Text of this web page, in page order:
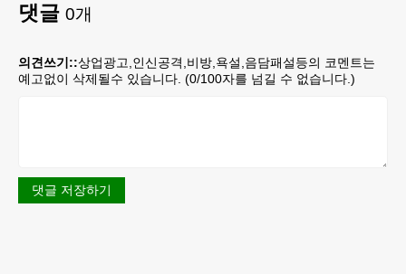
댓글 0개
의견쓰기::상업광고,인신공격,비방,욕설,음담패설등의 코멘트는
예고없이 삭제될수 있습니다. (0/100자를 넘길 수 없습니다.)
댓글 저장하기